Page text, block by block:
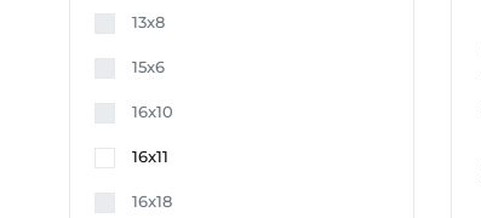
13x8
15x6
16x10
16x11
16x18